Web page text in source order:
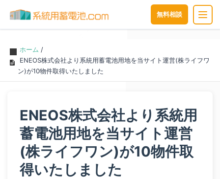
無料相談
ホーム /
ENEOS株式会社より系統用蓄電池用地を当サイト運営(株ライフワ
ン)が10物件取得いたしました
ENEOS株式会社より系統用
蓄電池用地を当サイト運営
(株ライフワン)が10物件取
得いたしました